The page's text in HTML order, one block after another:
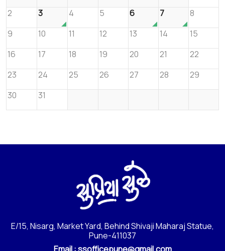
2
3 4 5 6 7
8
9
10 11 12 13 14
15
16
17 18 19 20 21
22
23
24 25 26 27 28
29
30
31
E/15, Nisarg, Market Yard, Behind Shivaji Maharaj Statue,
Pune-411037